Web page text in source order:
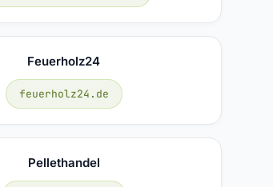
Feuerholz24
feuerholz24.de
Pellethandel